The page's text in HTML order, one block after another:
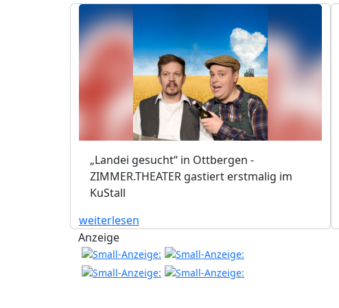
„Landei gesucht“ in Ottbergen -
ZIMMER.THEATER gastiert erstmalig im
KuStall
weiterlesen
Anzeige